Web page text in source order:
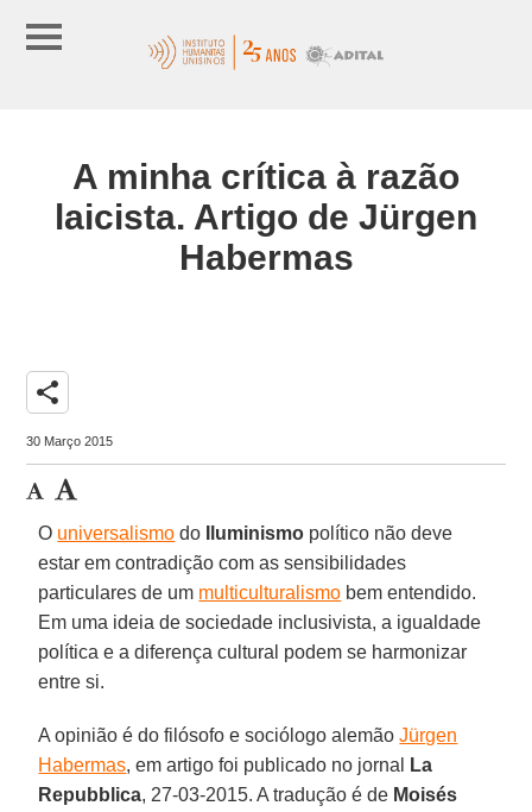
A minha crítica à razão
laicista. Artigo de Jürgen
Habermas
share
30 Março 2015
O universalismo do Iluminismo político não deve
estar em contradição com as sensibilidades
particulares de um multiculturalismo bem entendido.
Em uma ideia de sociedade inclusivista, a igualdade
política e a diferença cultural podem se harmonizar
entre si.
A opinião é do filósofo e sociólogo alemãoJürgen
Habermas, em artigo foi publicado no jornal
La
Repubblica, 27-03-2015. A tradução é de Moisés